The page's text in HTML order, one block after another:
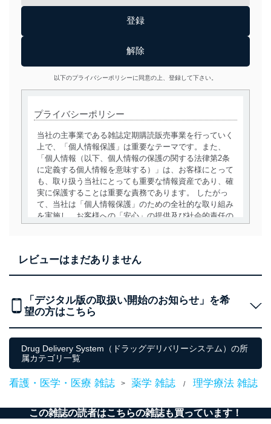
以下のプライバシーポリシーに同意の上、登録して下さい。
プライバシーポリシー
当社の主事業である雑誌定期購読販売事業を行っていく
上で、「個人情報保護」は重要なテーマです。また、
「個人情報（以下、個人情報の保護の関する法律第2条
に定義する個人情報を意味する）」は、お客様にとって
も、取り扱う当社にとっても重要な情報資産であり、確
実に保護することは重要な責務であります。 したがっ
て、当社は「個人情報保護」のための全社的な取り組み
を実施し、お客様への「安心」の提供及び社会的責任の
達成に必要な範囲内で適法かつ公正な手段によって取
得・利用・提供を行います。また、当社が保有している
個人情報は、同意を得ずに目的外利用、第三者への提
供・開示は行いません。当社においてはこれらの取り組
みを確実にするため、従業者等の教育を徹底してまいり
ます。また、目的外利用を行わないために、適切な管理
措置を講じます。
法令遵守
当社は、個人情報に関連する法令、国が定める指針及び
その他の規範を遵守します。また、当社の管理の仕組み
レビューはまだありません
「デジタル版の取扱い開始のお知らせ」を希
望の方はこちら
Drug Delivery System（ドラッグデリバリーシステム）の所
属カテゴリ一覧
看護・医学・医療 雑誌 > 薬学 雑誌 / 理学療法 雑誌
この雑誌の読者はこちらの雑誌も買っています！